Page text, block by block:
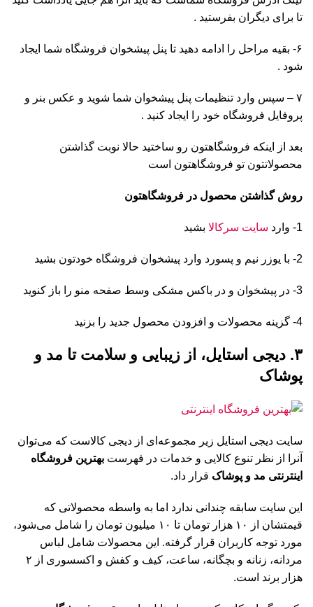
تا برای دیگران بفرستید .
۶- بقیه مراحل را ادامه دهید تا پنل پیشخوان فروشگاه شما ایجاد
شود .
۷ – سپس وارد تنظیمات پنل پیشخوان شما شوید و عکس بنر و
پروفایل فروشگاه خود را ایجاد کنید .
بعد از اینکه فروشگاهتون رو ساختید حالا نوبت گذاشتن
محصولاتتون تو فروشگاهتون است
روش گذاشتن محصول در فروشگاهتون
1- وارد سایت سرکالا بشید
2- با یوزر نیم و پسورد وارد پیشخوان فروشگاه خودتون بشید
3- در پیشخوان و در باکس مشکی وسط صفحه منو را باز کنوید
4- گزینه محصولات و افزودن محصول جدید را بزنید
۳. دیجی استایل، از زیبایی و سلامت تا مد و
پوشاک
سایت دیجی استایل زیر مجموعه‌ای از دیجی کالاست که می‌توان
آنرا از نظر تنوع کالایی و خدمات در فهرست بهترین فروشگاه
اینترنتی مد و پوشاک قرار داد.
این سایت سابقه چندانی ندارد اما به واسطه محصولاتی که
قیمتشان از ۱۰ هزار تومان تا ۱۰ میلیون تومان را شامل می‌شود،
مورد توجه کاربران قرار گرفته. این محصولات شامل لباس
مردانه، زنانه و بچگانه، ساعت، کیف و کفش و اکسسوری از ۲
هزار برند است.